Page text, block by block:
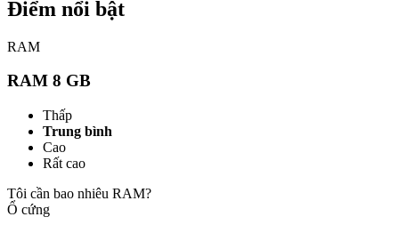
Điểm nổi bật
RAM
RAM 8 GB
Thấp
Trung bình
Cao
Rất cao
Tôi cần bao nhiêu RAM?
Ổ cứng